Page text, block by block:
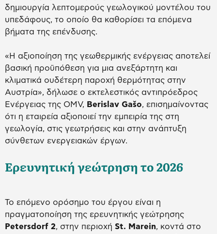
δημιουργία λεπτομερούς γεωλογικού μοντέλου του
υπεδάφους, το οποίο θα καθορίσει τα επόμενα
βήματα της επένδυσης.
«Η αξιοποίηση της γεωθερμικής ενέργειας αποτελεί
βασική προϋπόθεση για μια ανεξάρτητη και
κλιματικά ουδέτερη παροχή θερμότητας στην
Αυστρία», δήλωσε ο εκτελεστικός αντιπρόεδρος
Ενέργειας της OMV, Berislav Gašo, επισημαίνοντας
ότι η εταιρεία αξιοποιεί την εμπειρία της στη
γεωλογία, στις γεωτρήσεις και στην ανάπτυξη
σύνθετων ενεργειακών έργων.
Ερευνητική γεώτρηση το 2026
Το επόμενο ορόσημο του έργου είναι η
πραγματοποίηση της ερευνητικής γεώτρησης
Petersdorf 2, στην περιοχή St. Marein, κοντά στο